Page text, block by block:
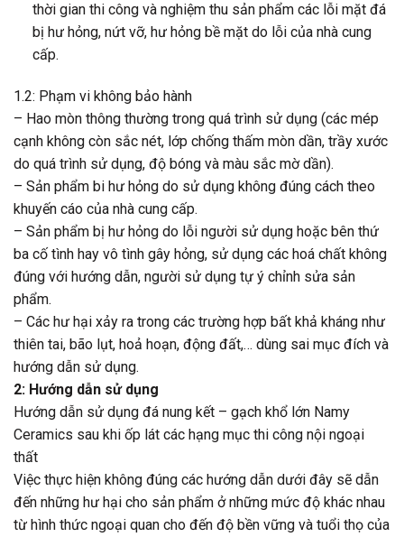
thời gian thi công và nghiệm thu sản phẩm các lỗi mặt đá
bị hư hỏng, nứt vỡ, hư hỏng bề mặt do lỗi của nhà cung
cấp.
1.2: Phạm vi không bảo hành
– Hao mòn thông thường trong quá trình sử dụng (các mép
cạnh không còn sắc nét, lớp chống thấm mòn dần, trầy xước
do quá trình sử dụng, độ bóng và màu sắc mờ dần).
– Sản phẩm bi hư hỏng do sử dụng không đúng cách theo
khuyến cáo của nhà cung cấp.
– Sản phẩm bị hư hỏng do lỗi người sử dụng hoặc bên thứ
ba cố tình hay vô tình gây hỏng, sử dụng các hoá chất không
đúng với hướng dẫn, người sử dụng tự ý chỉnh sửa sản
phẩm.
– Các hư hại xảy ra trong các trường hợp bất khả kháng như
thiên tai, bão lụt, hoả hoạn, động đất,… dùng sai mục đích và
hướng dẫn sử dụng.
2: Hướng dẫn sử dụng
Hướng dẫn sử dụng đá nung kết – gạch khổ lớn Namy
Ceramics sau khi ốp lát các hạng mục thi công nội ngoại
thất
Việc thực hiện không đúng các hướng dẫn dưới đây sẽ dẫn
đến những hư hại cho sản phẩm ở những mức độ khác nhau
từ hình thức ngoại quan cho đến độ bền vững và tuổi thọ của